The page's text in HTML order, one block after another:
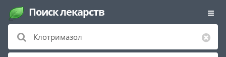
Поиск лекарств